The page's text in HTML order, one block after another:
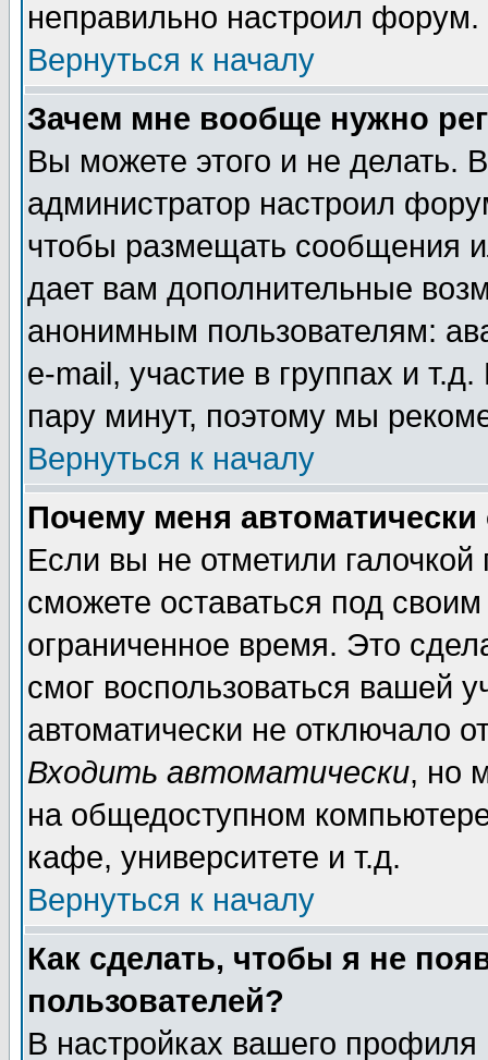
неправильно настроил форум.
Вернуться к началу
Зачем мне вообще нужно
Вы можете этого и не делать.
администратор настроил
чтобы размещать сообщения
дает вам дополнительные
анонимным пользователям:
e-mail, участие в группах и
пару минут, поэтому мы
Вернуться к началу
Почему меня автоматически
Если вы не отметили галочкой
сможете оставаться под
ограниченное время. Это
смог воспользоваться вашей
автоматически не отключало
Входить автоматически, но
на общедоступном
кафе, университете и т.д.
Вернуться к началу
Как сделать, чтобы я не
пользователей?
В настройках вашего